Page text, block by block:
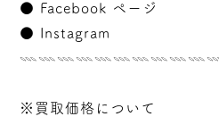
● Facebook ページ
●
Instagram
※買取価格について